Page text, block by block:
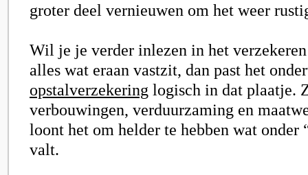
groter deel vernieuwen om het weer
Wil je je verder inlezen in het
alles wat eraan vastzit, dan past het
opstalverzekering logisch in dat plaatje.
verbouwingen, verduurzaming en
loont het om helder te hebben wat onder
valt.